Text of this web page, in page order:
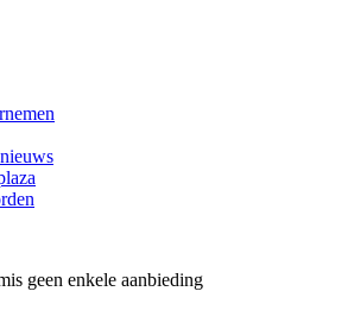
geen enkele aanbieding